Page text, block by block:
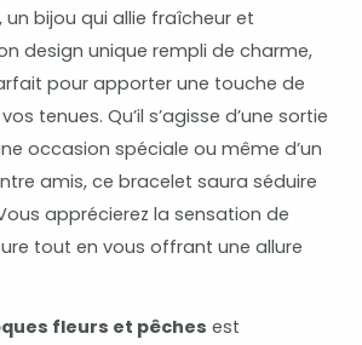
, un bijou qui allie fraîcheur et
design unique rempli de charme,
pour apporter une touche de
tenues. Qu’il s’agisse d’une sortie
occasion spéciale ou même d’un
amis, ce bracelet saura séduire
apprécierez la sensation de
tout en vous offrant une allure
fleurs et pêches est